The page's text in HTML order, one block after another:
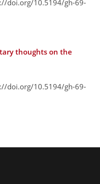
doi.org/10.5194/gh-69-
thoughts on the
doi.org/10.5194/gh-69-